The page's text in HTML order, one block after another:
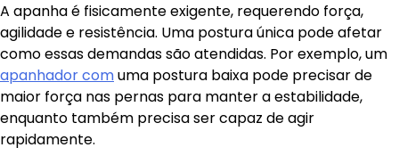
A apanha é fisicamente exigente, requerendo força,
agilidade e resistência. Uma postura única pode afetar
como essas demandas são atendidas. Por exemplo, um
apanhador comuma postura baixa pode precisar de
maior força nas pernas para manter a estabilidade,
enquanto também precisa ser capaz de agir
rapidamente.